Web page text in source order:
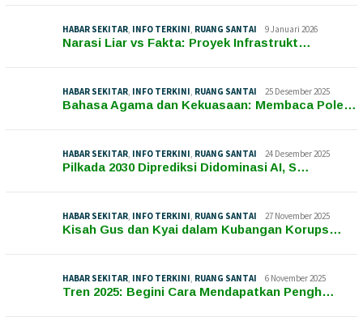
HABAR SEKITAR, INFO TERKINI, RUANG SANTAI 9 Januari 2026
Narasi Liar vs Fakta: Proyek Infrastrukt…
HABAR SEKITAR, INFO TERKINI, RUANG SANTAI 25 Desember 2025
Bahasa Agama dan Kekuasaan: Membaca Pole…
HABAR SEKITAR, INFO TERKINI, RUANG SANTAI 24 Desember 2025
Pilkada 2030 Diprediksi Didominasi AI, S…
HABAR SEKITAR, INFO TERKINI, RUANG SANTAI 27 November 2025
Kisah Gus dan Kyai dalam Kubangan Korups…
HABAR SEKITAR, INFO TERKINI, RUANG SANTAI 6 November 2025
Tren 2025: Begini Cara Mendapatkan Pengh…